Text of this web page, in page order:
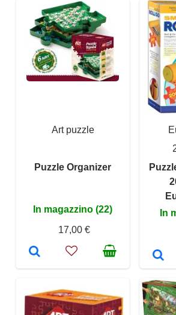
Art puzzle
Puzzle Organizer
In magazzino (22)
17,00 €
In